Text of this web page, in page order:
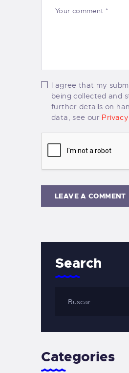
I agree that my
being collected and
further details on
data, see our
Search
Categories